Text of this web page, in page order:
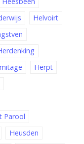
Helvoirt
Herpt
Parool
Heusden